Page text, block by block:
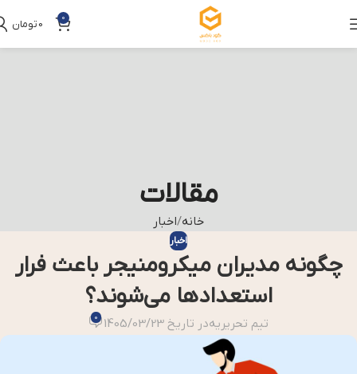
0
0تومان
مقالات
خانه اخبار
اخبار
چگونه مدیران میکرومنیجر باعث فرار
استعدادها می‌شوند؟
تیم تحریریهدر تاریخ 1405/03/23 0